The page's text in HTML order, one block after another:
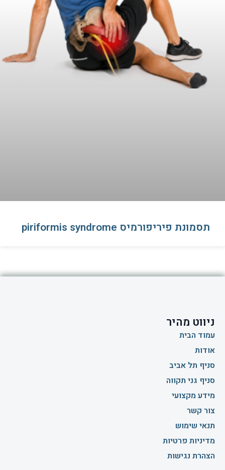
תסמונת פיריפורמיס piriformis syndrome
ניווט מהיר
עמוד הבית
אודות
סניף תל אביב
סניף גני תקווה
מידע מקצועי
צור קשר
תנאי שימוש
מדיניות פרטיות
הצהרת נגישות